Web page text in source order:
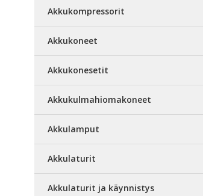
Akkukompressorit
Akkukoneet
Akkukonesetit
Akkukulmahiomakoneet
Akkulamput
Akkulaturit
Akkulaturit ja käynnistys